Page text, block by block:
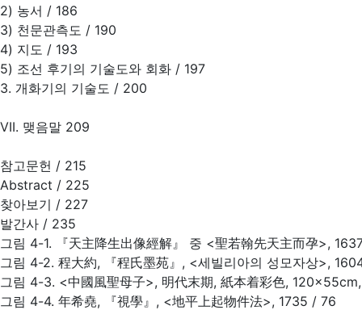
2) 농서 / 186
3) 천문관측도 / 190
4) 지도 / 193
5) 조선 후기의 기술도와 회화 / 197
3. 개화기의 기술도 / 200
VII. 맺음말 209
참고문헌 / 215
Abstract / 225
찾아보기 / 227
발간사 / 235
그림 4-1. 『天主降生出像經解』 중 <聖若翰先天主而孕>,
그림 4-2. 程大約, 『程氏墨苑』, <세빌리아의 성모자상>,
그림 4-3. <中國風聖母子>, 明代末期, 紙本着彩色,
그림 4-4. 年希堯, 『視學』, <地平上起物件法>, 1735 / 76